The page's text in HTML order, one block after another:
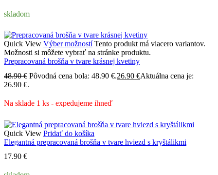
skladom
Quick View Výber možností Tento produkt má viacero variantov.
Možnosti si môžete vybrať na stránke produktu.
Prepracovaná brošňa v tvare krásnej kvetiny
48.90€ Pôvodná cena bola: 48.90 €.26.90 €Aktuálna cena je:
26.90 €.
Na sklade 1 ks - expedujeme ihneď
Quick View Pridať do košíka
Elegantná prepracovaná brošňa v tvare hviezd s kryštálikmi
17.90 €